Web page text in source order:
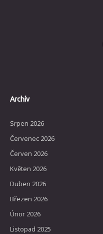
Archív
Srpen 2026
Červenec 2026
Červen 2026
Květen 2026
Duben 2026
Březen 2026
Únor 2026
Listopad 2025